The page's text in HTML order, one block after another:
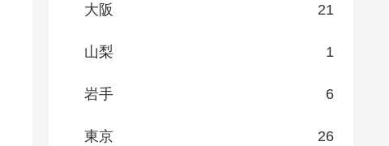
大阪 21
山梨 1
岩手 6
東京 26